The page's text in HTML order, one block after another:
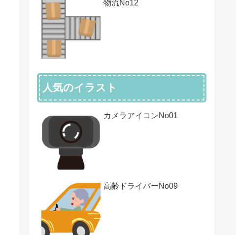
物流No12
人気のイラスト
カメラアイコンNo01
高齢ドライバーNo09